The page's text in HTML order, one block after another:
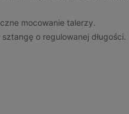
mocowanie talerzy.
o regulowanej długości.